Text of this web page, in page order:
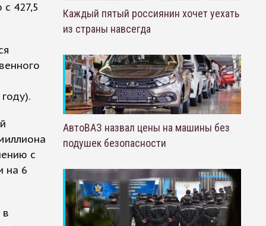
427,5
с
на 6
Каждый пятый россиянин хочет уехать
из страны навсегда
АвтоВАЗ назвал цены на машины без
подушек безопасности